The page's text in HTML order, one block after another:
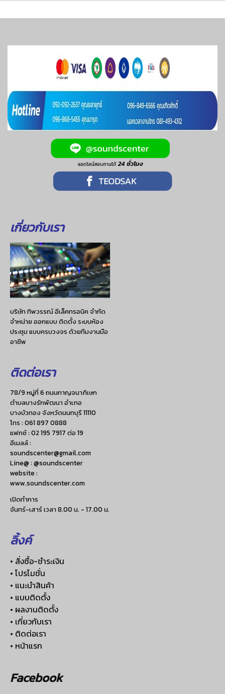
เกี่ยวกับเรา
บริษัท ทิพวรรณ์ อีเล็คทรอนิค จำกัด
จำหน่าย ออกแบบ ติดตั้ง ระบบห้อง
ประชุม แบบครบวงจร ด้วยทีมงานมือ
อาชีพ
ติดต่อเรา
78/9 หมู่ที่ 6 ถนนกาญจนาภิเษก
ตำบลบางรักพัฒนา อำเภอ
บางบัวทอง จังหวัดนนทบุรี 11110
โทร :061 897 0888
แฟกซ์ :02 195 7917 ต่อ 19
อีเมลล์ :
soundscenter@gmail.com
Line@ : @soundscenter
website :
www.soundscenter.com
เปิดทำการ
จันทร์-เสาร์ เวลา 8.00 น. - 17.00 น.
ลิ้งค์
• สั่งซื้อ-ชำระเงิน
• โปรโมชั่น
• แนะนำสินค้า
• แบบติดตั้ง
• ผลงานติดตั้ง
• เกี่ยวกับเรา
• ติดต่อเรา
• หน้าแรก
Facebook